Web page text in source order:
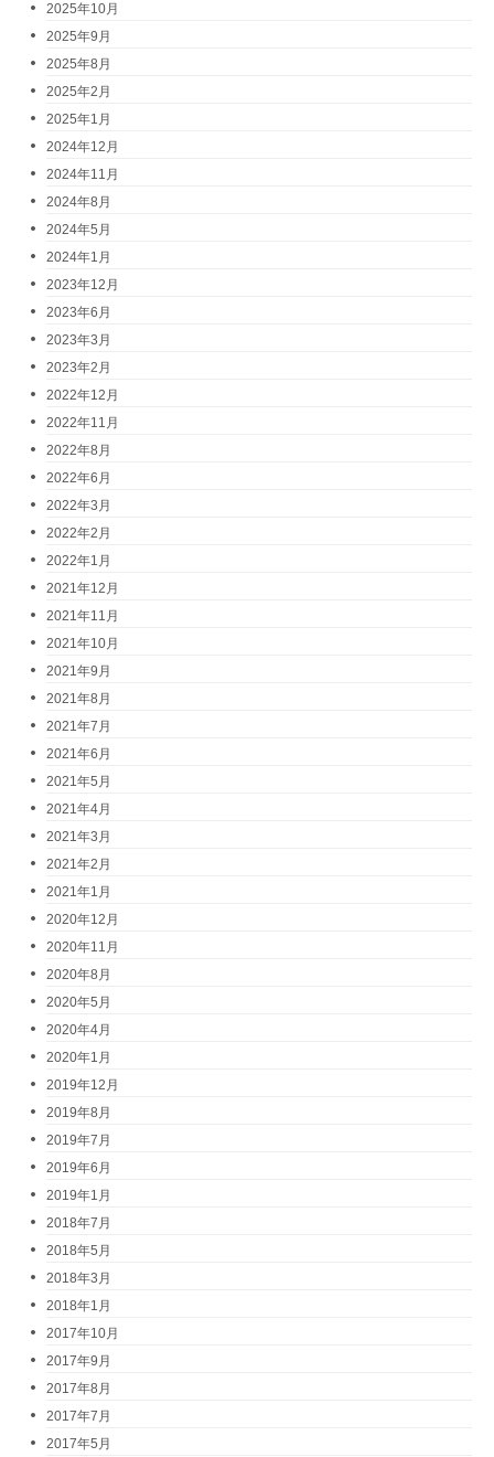
2025年10月
2025年9月
2025年8月
2025年2月
2025年1月
2024年12月
2024年11月
2024年8月
2024年5月
2024年1月
2023年12月
2023年6月
2023年3月
2023年2月
2022年12月
2022年11月
2022年8月
2022年6月
2022年3月
2022年2月
2022年1月
2021年12月
2021年11月
2021年10月
2021年9月
2021年8月
2021年7月
2021年6月
2021年5月
2021年4月
2021年3月
2021年2月
2021年1月
2020年12月
2020年11月
2020年8月
2020年5月
2020年4月
2020年1月
2019年12月
2019年8月
2019年7月
2019年6月
2019年1月
2018年7月
2018年5月
2018年3月
2018年1月
2017年10月
2017年9月
2017年8月
2017年7月
2017年5月